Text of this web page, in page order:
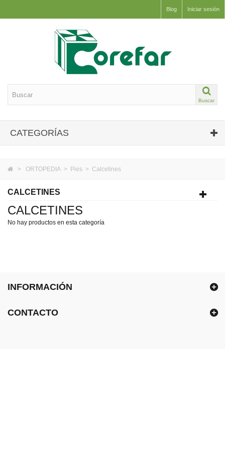
Iniciar sesión
Blog
Buscar
CATEGORÍAS
> ORTOPEDIA > Pies > Calcetines
CALCETINES
CALCETINES
No hay productos en esta categoría
INFORMACIÓN
CONTACTO